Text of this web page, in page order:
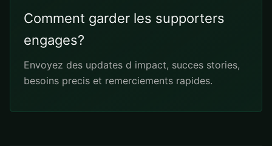
Comment garder les supporters
engages?
Envoyez des updates d impact, succes stories,
besoins precis et remerciements rapides.